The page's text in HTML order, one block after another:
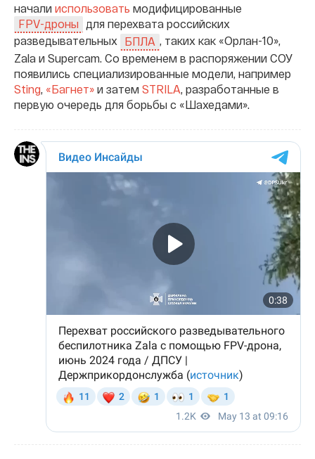
начали использовать модифицированные
FPV-дроны
для перехвата российских
разведывательных
БПЛА , таких как «Орлан-10»,
Zala и Supercam. Со временем в распоряжении СОУ
появились специализированные модели, например
Sting, «Багнет» и затем STRILA, разработанные в
первую очередь для борьбы с «Шахедами».